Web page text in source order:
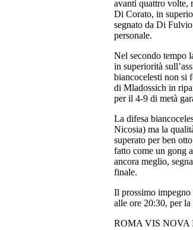
avanti quattro volte,
Di Corato, in
segnato da Di
personale.
Nel secondo tempo
in superiorità
biancocelesti non si
di Mladossich in
per il 4-9 di metà
La difesa
Nicosia) ma la
superato per ben
fatto come un gong
ancora meglio,
finale.
Il prossimo
alle ore 20:30, per
ROMA VIS NOVA